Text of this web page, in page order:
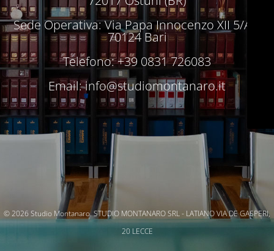
Sede Operativa: Via Papa Innocenzo XII 5/A –
70124 Bari
Telefono: +39 0831 726083
Email:info@studiomontanaro.it
© 2026 Studio Montanaro. STUDIO MONTANARO SRL - LATIANO VIA DE GASPERI,
20 LECCE